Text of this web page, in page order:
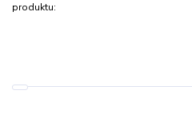
produktu: